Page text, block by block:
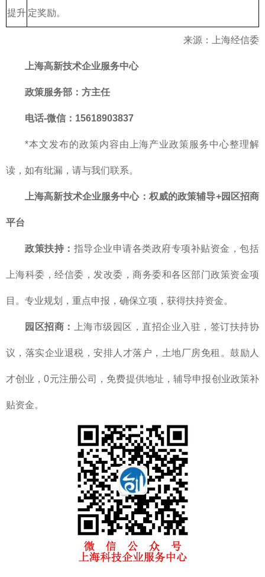
提升 定奖励。
来源：上海经信委
上海高新技术企业服务中心
政策服务部 ：方主任
电话-微信：15618903837
*本文发布的政策内容由上海产业政策服务中心整理解
读，如有纰漏，请与我们联系。
上海高新技术企业服务中心：权威的政策辅导+园区招商
平台
政策扶持： 指导企业申请各类政府专项补贴资金，包括
上海科委，经信委，发改委，商务委和各区部门政策资金项
目。专业规划，重点申报，确保立项，获得扶持资金。
园区招商： 上海市级园区，直招企业入驻，签订扶持协
议，落实企业退税，安排人才落户，土地厂房免租。鼓励人
才创业，0元注册公司，免费提供地址，辅导申报创业政策补
贴资金。